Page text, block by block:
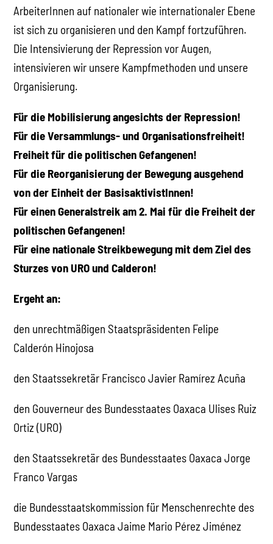
ArbeiterInnen auf nationaler wie internationaler Ebene
ist sich zu organisieren und den Kampf fortzuführen.
Die Intensivierung der Repression vor Augen,
intensivieren wir unsere Kampfmethoden und unsere
Organisierung.
Für die Mobilisierung angesichts der Repression!
Für die Versammlungs- und Organisationsfreiheit!
Freiheit für die politischen Gefangenen!
Für die Reorganisierung der Bewegung ausgehend
von der Einheit der BasisaktivistInnen!
Für einen Generalstreik am 2. Mai für die Freiheit der
politischen Gefangenen!
Für eine nationale Streikbewegung mit dem Ziel des
Sturzes von URO und Calderon!
Ergeht an:
den unrechtmäßigen Staatspräsidenten Felipe
Calderón Hinojosa
den Staatssekretär Francisco Javier Ramírez Acuña
den Gouverneur des Bundesstaates Oaxaca Ulises Ruiz
Ortiz (URO)
den Staatssekretär des Bundesstaates Oaxaca Jorge
Franco Vargas
die Bundesstaatskommission für Menschenrechte des
Bundesstaates Oaxaca Jaime Mario Pérez Jiménez